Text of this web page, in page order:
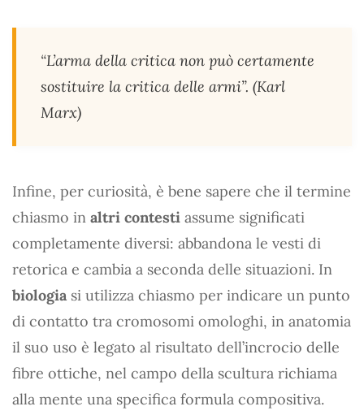
“L’arma della critica non può certamente
sostituire la critica delle armi”. (Karl
Marx)
Infine, per curiosità, è bene sapere che il termine
chiasmo in altri contesti assume significati
completamente diversi: abbandona le vesti di
retorica e cambia a seconda delle situazioni. In
biologia si utilizza chiasmo per indicare un punto
di contatto tra cromosomi omologhi, in anatomia
il suo uso è legato al risultato dell’incrocio delle
fibre ottiche, nel campo della scultura richiama
alla mente una specifica formula compositiva.